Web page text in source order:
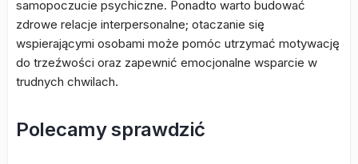
samopoczucie psychiczne. Ponadto warto budować
zdrowe relacje interpersonalne; otaczanie się
wspierającymi osobami może pomóc utrzymać motywację
do trzeźwości oraz zapewnić emocjonalne wsparcie w
trudnych chwilach.
Polecamy sprawdzić